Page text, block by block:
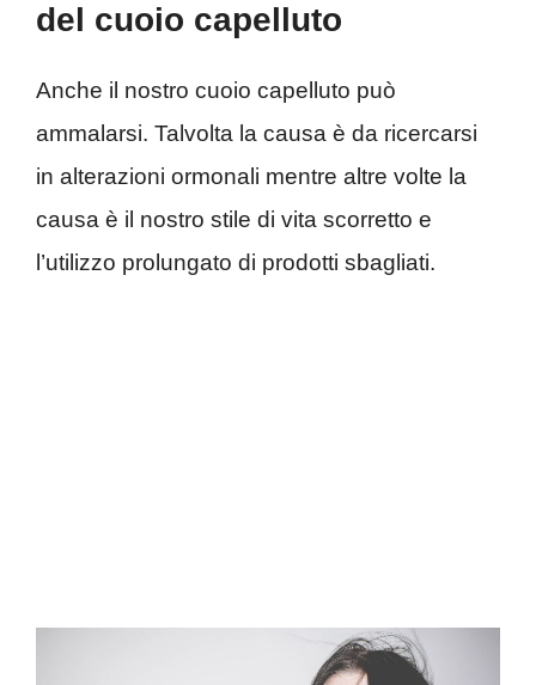
del cuoio capelluto
Anche il nostro cuoio capelluto può
ammalarsi. Talvolta la causa è da ricercarsi
in alterazioni ormonali mentre altre volte la
causa è il nostro stile di vita scorretto e
l’utilizzo prolungato di prodotti sbagliati.